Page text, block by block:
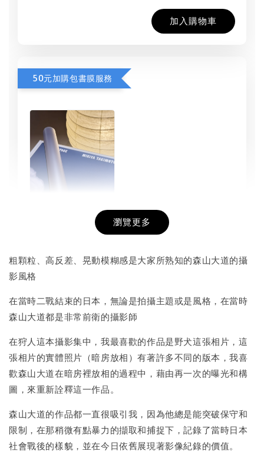
加入購物車
50元加購包書膜服務
NT$ 50
NT$ 100
- +
瀏覽更多
粗顆粒、高反差、晃動模糊感是大家所熟知的森山大道的攝
影風格
在當時二戰結束的日本，無論是拍攝主題或是風格，在當時
森山大道都是非常前衛的攝影師
在狩人這本攝影集中，我最喜歡的作品是野犬這張相片，這
張相片的實體照片（暗房放相）有著許多不同的版本，我喜
歡森山大道在暗房裡放相的過程中，藉由再一次的曝光和構
圖，來重新詮釋這一作品。
森山大道的作品都一直很吸引我，因為他總是能突破保守和
限制，在那稍微有點暴力的擷取和捕捉下，記錄了當時日本
社會戰後的樣貌，並在今日依舊展現著影像紀錄的價值。